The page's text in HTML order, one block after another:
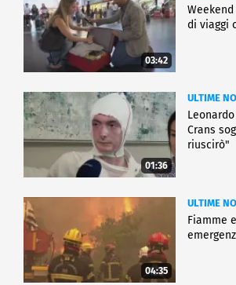
03:42
di viaggi
01:36
ULTIME
Crans
riuscirò"
04:35
ULTIME
Fiamme